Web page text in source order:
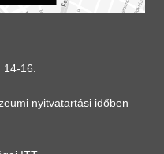
16.
nyitvatartási időben